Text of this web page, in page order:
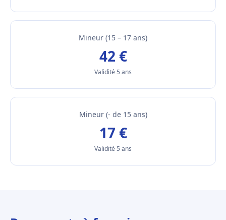
Mineur (15 – 17 ans)
42 €
Validité 5 ans
Mineur (- de 15 ans)
17 €
Validité 5 ans